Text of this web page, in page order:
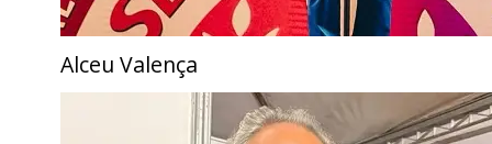
Alceu Valença